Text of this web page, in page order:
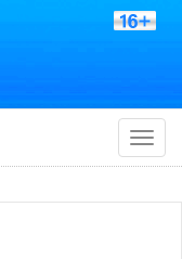
Toggle